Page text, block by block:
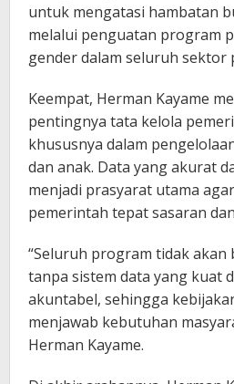
untuk mengatasi hambatan
melalui penguatan program
gender dalam seluruh sektor
Keempat, Herman Kayame
pentingnya tata kelola
khususnya dalam
dan anak. Data yang akurat
menjadi prasyarat utama
pemerintah tepat sasaran
“Seluruh program tidak akan
tanpa sistem data yang kuat
akuntabel, sehingga
menjawab kebutuhan
Herman Kayame.